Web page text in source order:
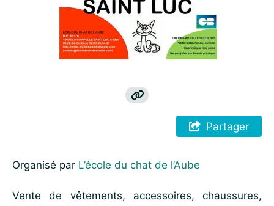
Partager
Organisé par L’école du chat de l’Aube
Vente de vêtements, accessoires, chaussures,